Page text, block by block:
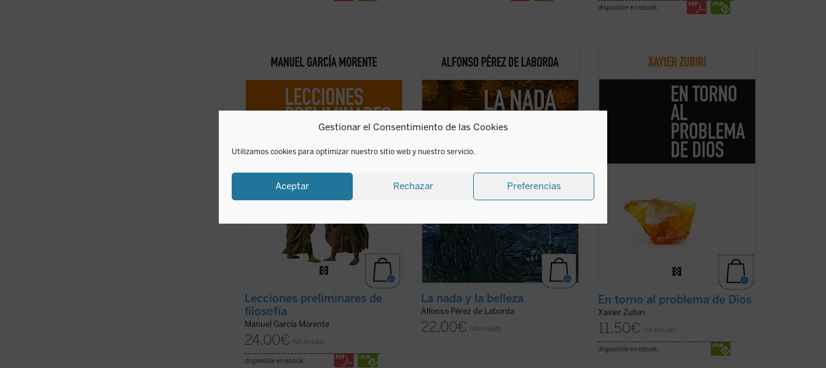
Gestionar el Consentimiento de las Cookies
Utilizamos cookies para optimizar nuestro sitio web y nuestro servicio.
Aceptar Rechazar Preferencias
disponible en ebook:
Los lectores y estudiosos de estas
los llevará a entender el porqué y el
cómo la humanidad ha llegado hasta
aquí. Nacidas de un curso impartido por
(ver ficha)
Lecciones preliminares de
filosofía
Manuel García Morente
24,00€ IVA incluido
disponible en ebook:
Puede decirse que la nada existe; pero
la nada que existe y la verdad, bondad,
belleza de las que se trata en este libro
es que de estas no se puede decir que
y ...(ver ficha)
La nada y la belleza
Alfonso Pérez de Laborda
22,00€ IVA incluido
Este ensayo clásico de Zubiri constituye
vez en edición separada, permitirá al
lector apreciar en todo su valor la
originaria formulación de la idea de
(ver ficha)
En torno al problema de Dios
Xavier Zubiri
11,50€ IVA incluido
disponible en ebook: